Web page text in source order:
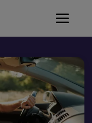
Toggle